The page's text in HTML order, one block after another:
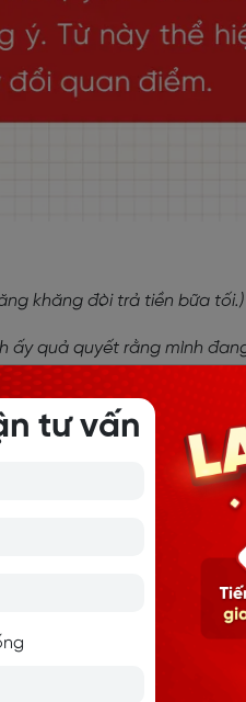
khăng đòi trả tiền bữa tối.)
ấy quả quyết rằng mình
chi tiết nhất
việc mở rộng sang
là những từ phổ biến
on going alone. (Cô ấy
tư vấn